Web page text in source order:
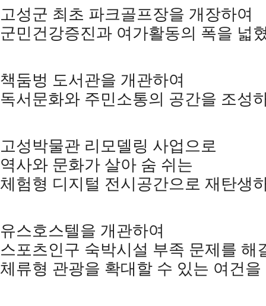
고성군 최초 파크골프장을 개장하여
군민건강증진과 여가활동의 폭을 넓
책둠벙 도서관을 개관하여
독서문화와 주민소통의 공간을 조성
고성박물관 리모델링 사업으로
역사와 문화가 살아 숨 쉬는
체험형 디지털 전시공간으로 재탄생
유스호스텔을 개관하여
스포츠인구 숙박시설 부족 문제를 해
체류형 관광을 확대할 수 있는 여건